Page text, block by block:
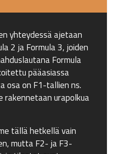
yhteydessä ajetaan
2 ja Formula 3, joiden
Formula
pääasiassa
osa on F1-tallien ns.
urapolkua
tällä hetkellä vain
mutta F2- ja F3-